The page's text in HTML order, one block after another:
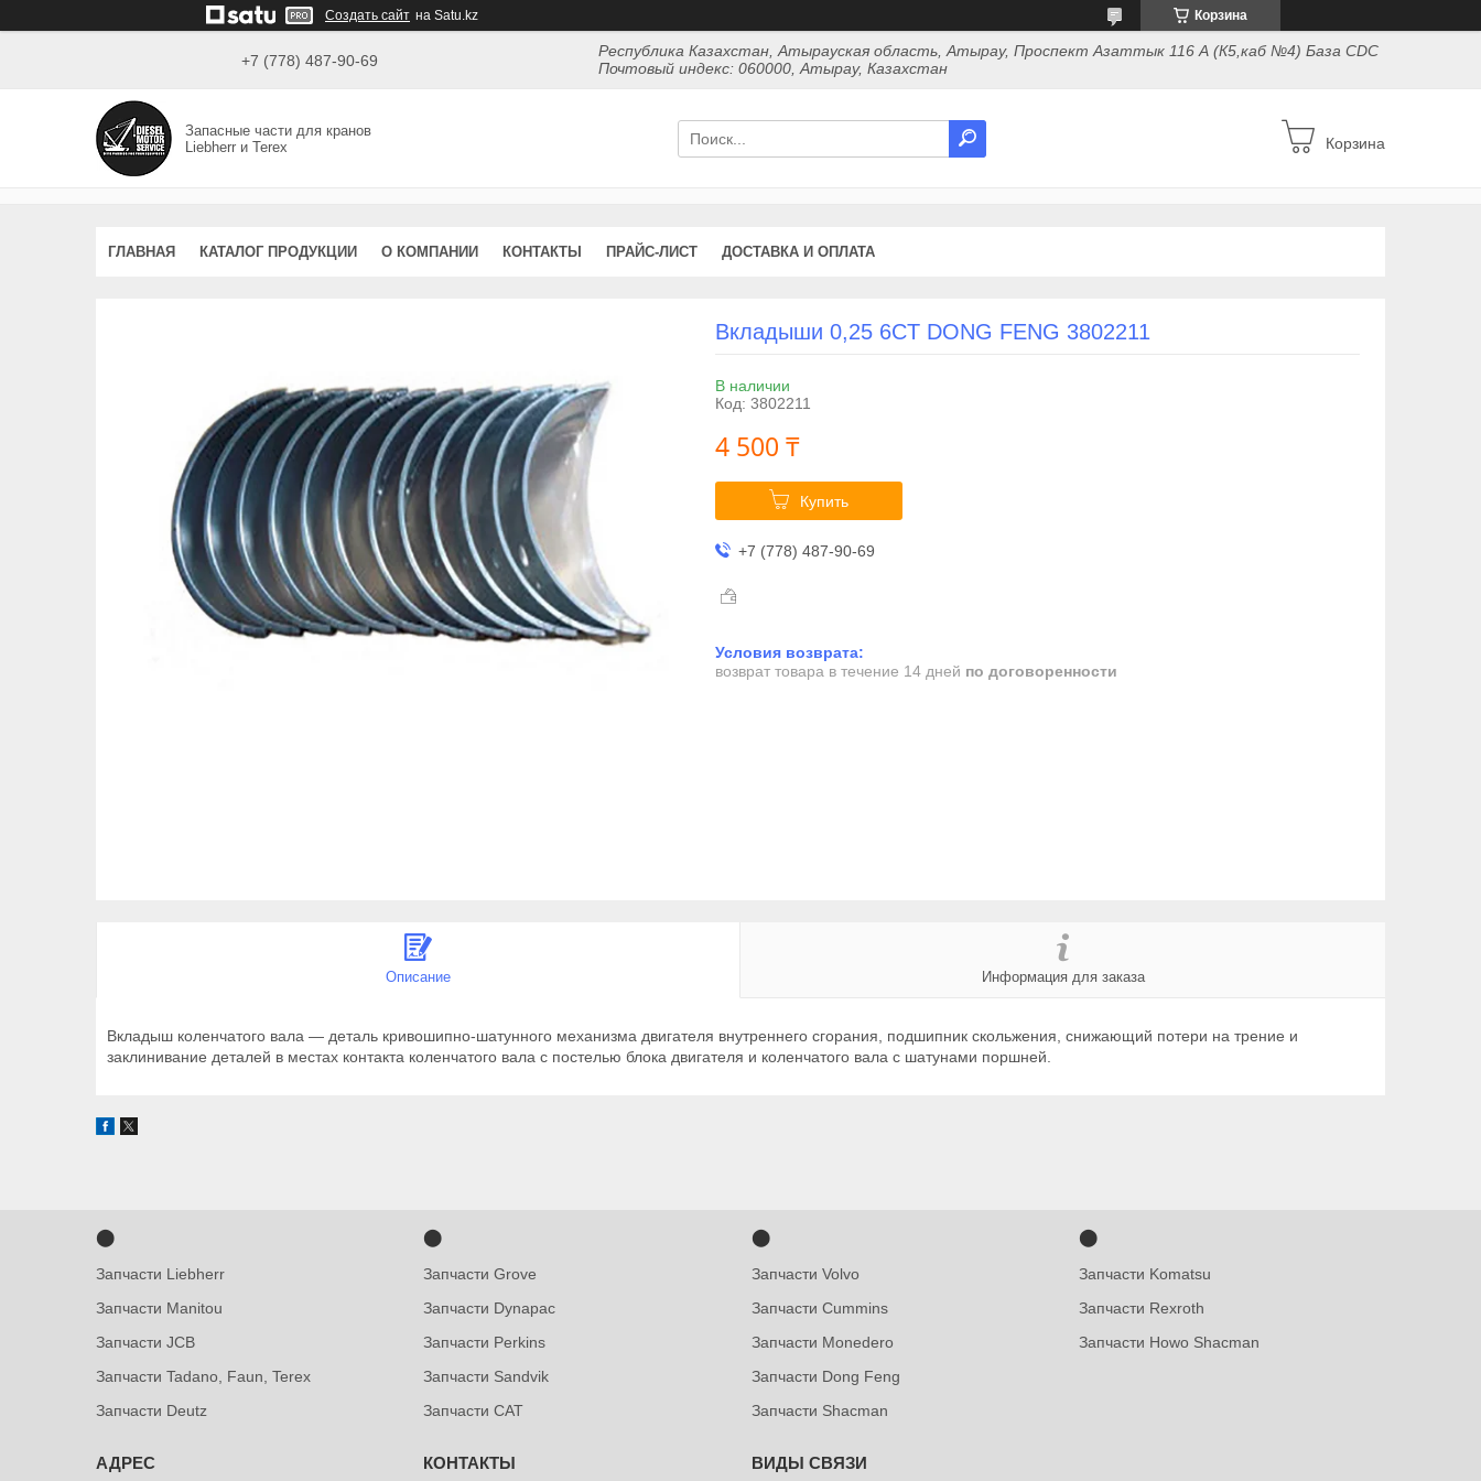
Создать сайт на Satu.kz Корзина
+7 (778) 487-90-69
Республика Казахстан, Атырауская область, Атырау, Проспект Азаттык 116 А (К5,каб №4) База CDC
Почтовый индекс: 060000, Атырау, Казахстан
Запасные части для кранов
Liebherr и Terex
Корзина
ГЛАВНАЯ КАТАЛОГ ПРОДУКЦИИ О КОМПАНИИ КОНТАКТЫ ПРАЙС-ЛИСТ ДОСТАВКА И ОПЛАТА
Вкладыши 0,25 6CT DONG FENG 3802211
В наличии
Код: 3802211
4 500 ₸
Купить
+7 (778) 487-90-69
возврат товара в течение 14 дней по договоренности
Описание Информация для заказа
Вкладыш коленчатого вала — деталь кривошипно-шатунного механизма двигателя внутреннего сгорания, подшипник скольжения, снижающий потери на трение и
заклинивание деталей в местах контакта коленчатого вала с постелью блока двигателя и коленчатого вала с шатунами поршней.
⬤
Запчасти Liebherr
Запчасти Manitou
Запчасти JCB
Запчасти Tadano, Faun, Terex
Запчасти Deutz
⬤
Запчасти Grove
Запчасти Dynapac
Запчасти Perkins
Запчасти Sandvik
Запчасти CAT
⬤
Запчасти Volvo
Запчасти Cummins
Запчасти Monedero
Запчасти Dong Feng
Запчасти Shacman
⬤
Запчасти Komatsu
Запчасти Rexroth
Запчасти Howo Shacman